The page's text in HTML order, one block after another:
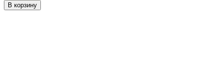
В корзину